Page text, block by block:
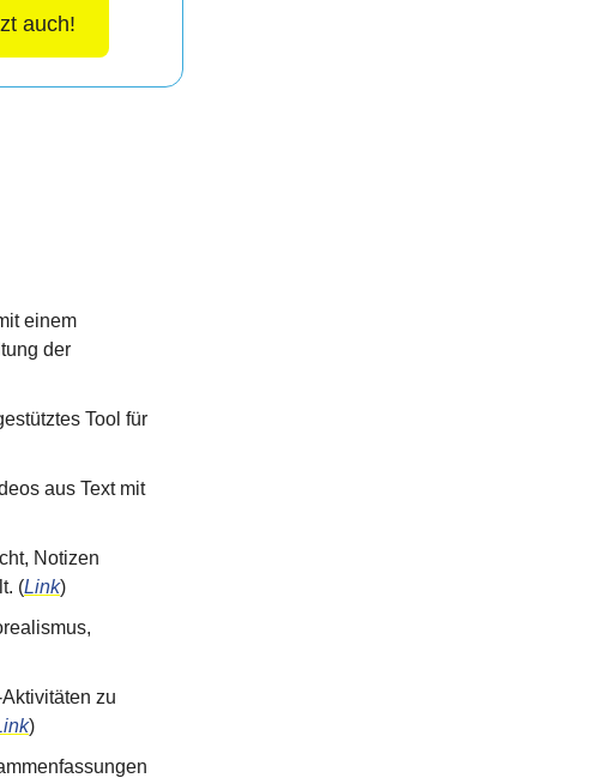
auch!
einem
der
Tool für
aus Text mit
Notizen
(Link)
zu
)